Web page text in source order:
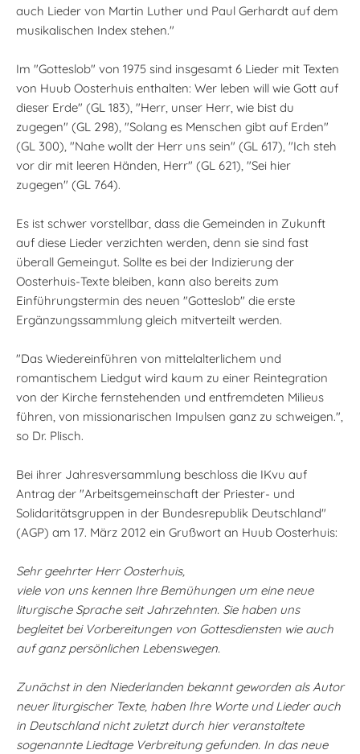
auch Lieder von Martin Luther und Paul Gerhardt auf dem
musikalischen Index stehen."
Im "Gotteslob" von 1975 sind insgesamt 6 Lieder mit Texten
von Huub Oosterhuis enthalten: Wer leben will wie Gott auf
dieser Erde" (GL 183), "Herr, unser Herr, wie bist du
zugegen" (GL 298), "Solang es Menschen gibt auf Erden"
(GL 300), "Nahe wollt der Herr uns sein" (GL 617), "Ich steh
vor dir mit leeren Händen, Herr" (GL 621), "Sei hier
zugegen" (GL 764).
Es ist schwer vorstellbar, dass die Gemeinden in Zukunft
auf diese Lieder verzichten werden, denn sie sind fast
überall Gemeingut. Sollte es bei der Indizierung der
Oosterhuis-Texte bleiben, kann also bereits zum
Einführungstermin des neuen "Gotteslob" die erste
Ergänzungssammlung gleich mitverteilt werden.
"Das Wiedereinführen von mittelalterlichem und
romantischem Liedgut wird kaum zu einer Reintegration
von der Kirche fernstehenden und entfremdeten Milieus
führen, von missionarischen Impulsen ganz zu schweigen.",
so Dr. Plisch.
Bei ihrer Jahresversammlung beschloss die IKvu auf
Antrag der "Arbeitsgemeinschaft der Priester- und
Solidaritätsgruppen in der Bundesrepublik Deutschland"
(AGP) am 17. März 2012 ein Grußwort an Huub Oosterhuis:
Sehr geehrter Herr Oosterhuis,
viele von uns kennen Ihre Bemühungen um eine neue
liturgische Sprache seit Jahrzehnten. Sie haben uns
begleitet bei Vorbereitungen von Gottesdiensten wie auch
auf ganz persönlichen Lebenswegen.
Zunächst in den Niederlanden bekannt geworden als Autor
neuer liturgischer Texte, haben Ihre Worte und Lieder auch
in Deutschland nicht zuletzt durch hier veranstaltete
sogenannte Liedtage Verbreitung gefunden. In das neue